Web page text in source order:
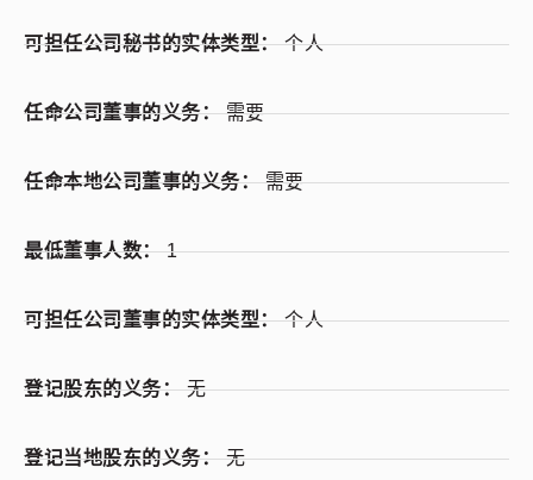
可担任公司秘书的实体类型：个人
任命公司董事的义务：需要
任命本地公司董事的义务：需要
最低董事人数：1
可担任公司董事的实体类型：个人
登记股东的义务：无
登记当地股东的义务：无